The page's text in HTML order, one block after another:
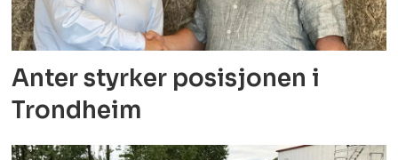
Anter styrker posisjonen i
Trondheim